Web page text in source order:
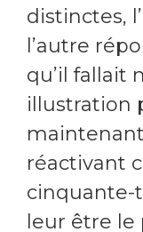
distinctes,
l’autre
qu’il fallait
illustration
réactivant
cinquante-
leur être le